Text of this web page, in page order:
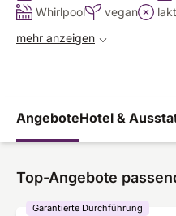
Whirlpool
vegan
mehr anzeigen
AngeboteHotel &
Top-Angebote
Garantierte Durchführung